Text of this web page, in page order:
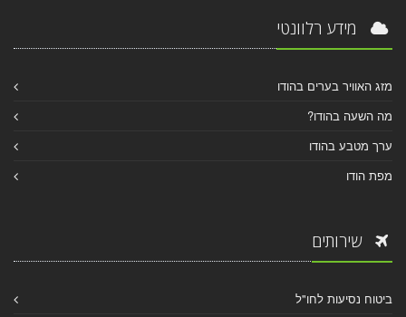
מידע רלוונטי
מזג האוויר בערים בהודו
מה השעה בהודו?
ערך מטבע בהודו
מפת הודו
שירותים
ביטוח נסיעות לחו"ל